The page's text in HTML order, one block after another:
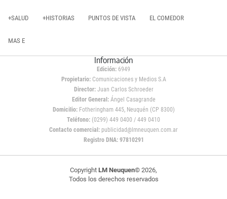
+SALUD +HISTORIAS PUNTOS DE VISTA EL COMEDOR
MAS E
Información
Edición: 6949
Propietario:Comunicaciones y Medios S.A
Director: Juan Carlos Schroeder
Editor General:Ángel Casagrande
Domicilio:Fotheringham 445, Neuquén (CP 8300)
Teléfono: (0299) 449 0400 / 449 0410
Contacto comercial: publicidad@lmneuquen.com.ar
Registro DNA: 97810291
Copyright LM Neuquen© 2026,
Todos los derechos reservados